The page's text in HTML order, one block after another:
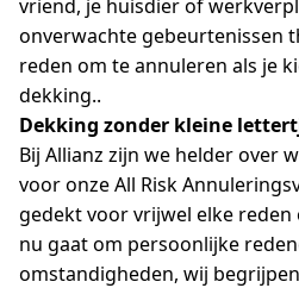
vriend, je huisdier of
onverwachte gebeurtenissen
reden om te annuleren als je
dekking..
Dekking zonder kleine
Bij Allianz zijn we helder over
voor onze All Risk
gedekt voor vrijwel elke
nu gaat om persoonlijke
omstandigheden, wij